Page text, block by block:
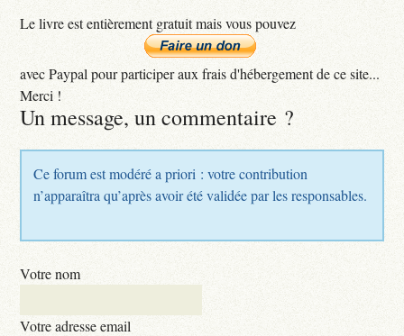
Le livre est entièrement gratuit mais vous pouvez
avec Paypal pour participer aux frais d'hébergement de ce site...
Merci !
Un message, un commentaire ?
Ce forum est modéré a priori : votre contribution
n’apparaîtra qu’après avoir été validée par les responsables.
Votre nom
Votre adresse email